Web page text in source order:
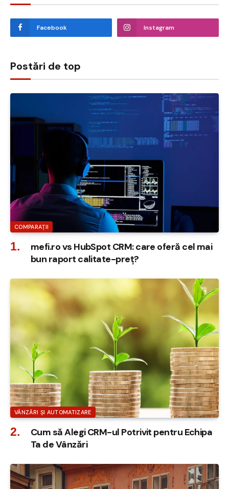
Facebook Instagram
Postări de top
COMPARAȚII
mefi.ro vs HubSpot CRM: care oferă cel mai
bun raport calitate-preț?
VÂNZĂRI ȘI AUTOMATIZARE
Cum să Alegi CRM-ul Potrivit pentru Echipa
Ta de Vânzări